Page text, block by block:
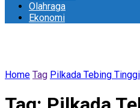
Olahraga
Ekonomi
Home Tag Pilkada Tebing Tinggi